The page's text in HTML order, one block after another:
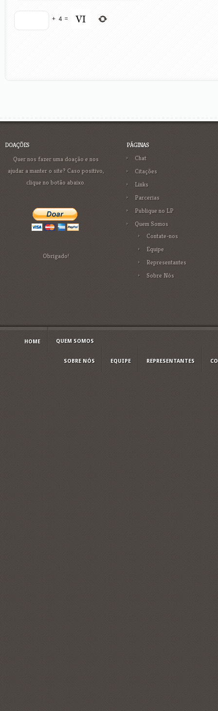
+ 4 =
DOAÇÕES
Quer nos fazer uma doação e nos
ajudar a manter o site? Caso positivo,
clique no botão abaixo.
Obrigado!
PÁGINAS
Chat
Citações
Links
Parcerias
Publique no LP
Quem Somos
Contate-nos
Equipe
Representantes
Sobre Nós
HOME QUEM SOMOS
SOBRE NÓS EQUIPE REPRESENTANTES